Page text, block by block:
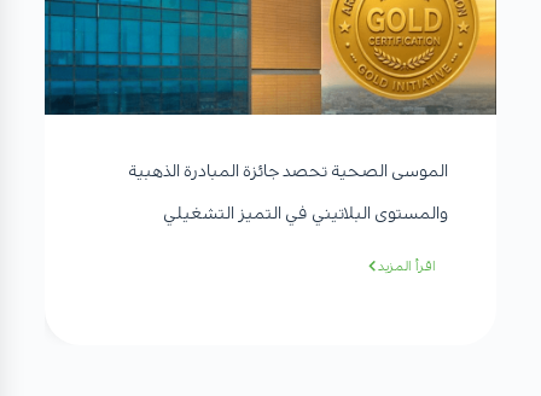
الموسى الصحية تحصد جائزة المبادرة الذهبية
والمستوى البلاتيني في التميز التشغيلي
اقرأ المزيد